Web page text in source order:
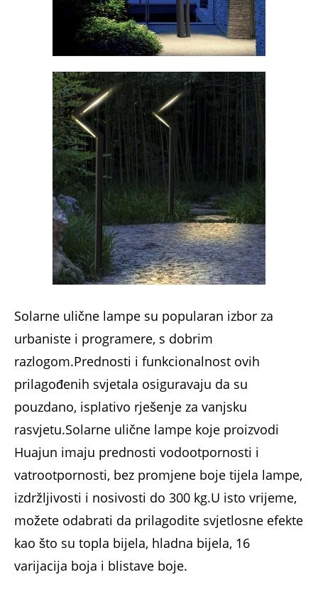
Solarne ulične lampe su popularan izbor za
urbaniste i programere, s dobrim
razlogom.Prednosti i funkcionalnost ovih
prilagođenih svjetala osiguravaju da su
pouzdano, isplativo rješenje za vanjsku
rasvjetu.Solarne ulične lampe koje proizvodi
Huajun imaju prednosti vodootpornosti i
vatrootpornosti, bez promjene boje tijela lampe,
izdržljivosti i nosivosti do 300 kg.U isto vrijeme,
možete odabrati da prilagodite svjetlosne efekte
kao što su topla bijela, hladna bijela, 16
varijacija boja i blistave boje.